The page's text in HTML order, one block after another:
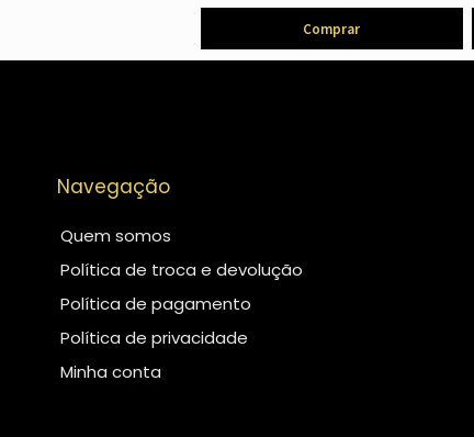
Comprar
Navegação
Quem somos
Política de troca e devolução
Política de pagamento
Política de privacidade
Minha conta